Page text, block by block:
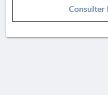
Consulter